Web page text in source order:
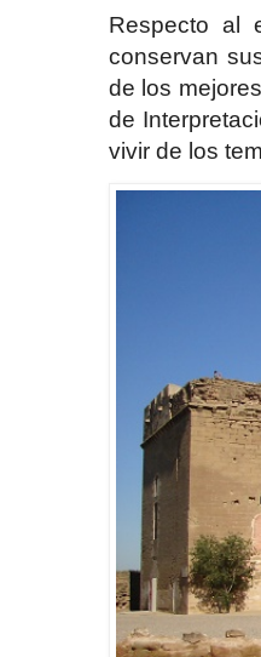
Respecto al
conservan
de los
de
vivir de los